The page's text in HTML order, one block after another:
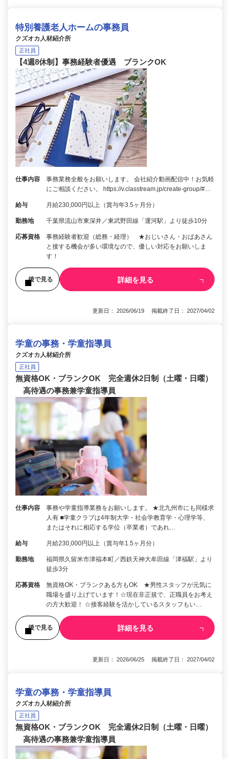
特別養護老人ホームの事務員
クズオカ人材紹介所
正社員
【4週8休制】事務経験者優遇 ブランクOK
仕事内容
事務業務全般をお願いします。 会社紹介動画配信中！お気軽
にご相談ください。 https://v.classtream.jp/create-group/#…
給与 月給230,000円以上（賞与年3.5ヶ月分）
勤務地 千葉県流山市東深井／東武野田線「運河駅」より徒歩10分
応募資格
事務経験者歓迎（総務・経理） ★おじいさん・おばあさん
と接する機会が多い環境なので、優しい対応をお願いしま
す！
後で見る 詳細を見る
更新日： 2026/06/19 掲載終了日： 2027/04/02
学童の事務・学童指導員
クズオカ人材紹介所
正社員
無資格OK・ブランクOK 完全週休2日制（土曜・日曜）
高待遇の事務兼学童指導員
仕事内容
事務や学童指導業務をお願いします。 ★北九州市にも同様求
人有 ■学童クラブは4年制大学・社会学教育学・心理学等、
またはそれに相応する学位（卒業者）であれ…
給与 月給230,000円以上（賞与年1.5ヶ月分）
勤務地
福岡県久留米市津福本町／西鉄天神大牟田線「津福駅」より
徒歩3分
応募資格
無資格OK・ブランクある方もOK ★男性スタッフが元気に
職場を盛り上げています！☆現在非正規で、正職員をお考え
の方大歓迎！ ☆接客経験を活かしているスタッフもい…
後で見る 詳細を見る
更新日： 2026/06/25 掲載終了日： 2027/04/02
学童の事務・学童指導員
クズオカ人材紹介所
正社員
無資格OK・ブランクOK 完全週休2日制（土曜・日曜）
高待遇の事務兼学童指導員